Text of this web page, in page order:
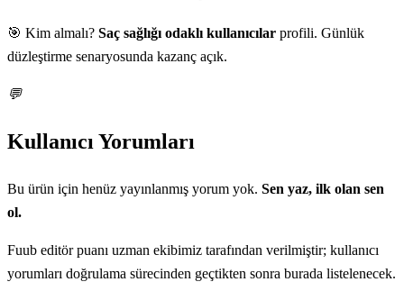
🎯 Kim almalı? Saç sağlığı odaklı kullanıcılar profili. Günlük
düzleştirme senaryosunda kazanç açık.
💬
Kullanıcı Yorumları
Bu ürün için henüz yayınlanmış yorum yok. Sen yaz, ilk olan sen
ol.
Fuub editör puanı uzman ekibimiz tarafından verilmiştir; kullanıcı
yorumları doğrulama sürecinden geçtikten sonra burada listelenecek.